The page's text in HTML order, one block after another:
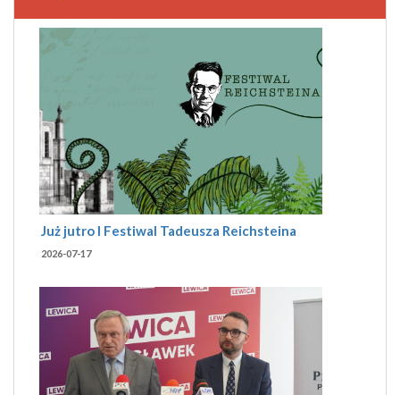
Już jutro I Festiwal Tadeusza Reichsteina
2026-07-17